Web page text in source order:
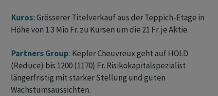
Kuros: Grösserer Titelverkauf aus der Teppich-Etage in
Höhe von 1.3 Mio Fr. zu Kursen um die 21 Fr. je Aktie.
Partners Group: Kepler Cheuvreux geht auf HOLD
(Reduce) bis 1200 (1170) Fr. Risikokapitalspezialist
längerfristig mit starker Stellung und guten
Wachstumsaussichten.